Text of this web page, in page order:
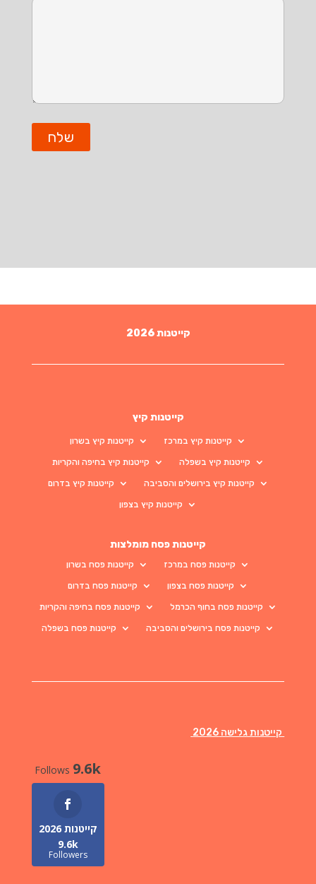
קייטנות 2026
קייטנות קיץ
קייטנות קיץ במרכז קייטנות קיץ בשרון
קייטנות קיץ בשפלה קייטנות קיץ בחיפה והקריות
קייטנות קיץ בירושלים והסביבה קייטנות קיץ בדרום
קייטנות קיץ בצפון
קייטנות פסח מומלצות
קייטנות פסח במרכז קייטנות פסח בשרון
קייטנות פסח בצפון קייטנות פסח בדרום
קייטנות פסח בחוף הכרמל קייטנות פסח בחיפה והקריות
קייטנות פסח בירושלים והסביבה קייטנות פסח בשפלה
קייטנות גלישה 2026
9.6k
Follows
קייטנות 2026
9.6k
Followers